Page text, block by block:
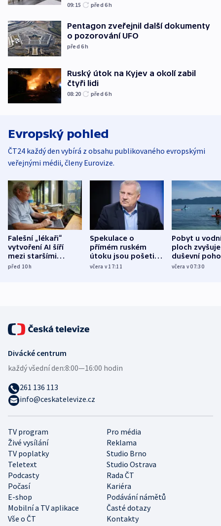
09:15 před 6h
Pentagon zveřejnil další dokumenty
o pozorování UFO
před 6h
Ruský útok na Kyjev a okolí zabil
čtyři lidi
08:20 před 6h
Evropský pohled
ČT24 každý den vybírá z obsahu publikovaného evropskými
veřejnými médii, členy Eurovize.
Falešní „lékaři“
vytvoření AI šíří
mezi staršími
Poláky nebezpečné
před 10h
Spekulace o
přímém ruském
útoku jsou pošetilé,
míní estonský
včera v 17:11
Pobyt u
ploch zvyšuje
duševní
ukázala
včera v 07:30
TV program
Pro média
Živé vysílání
Reklama
TV poplatky
Studio Brno
Teletext
Studio Ostrava
Podcasty
Rada ČT
Počasí
Kariéra
E-shop
Podávání námětů
Mobilní a TV aplikace
Časté dotazy
Vše o ČT
Kontakty
Divácké centrum
každý všední den:8:00—16:00 hodin
261 136 113
info@ceskatelevize.cz